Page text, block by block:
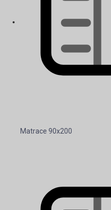
Matrace 90x200